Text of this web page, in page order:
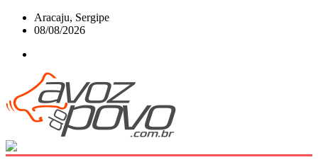
Skip
Aracaju, Sergipe
08/08/2026